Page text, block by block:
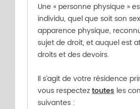
Une « personne physique »
individu, quel que soit son
apparence physique,
sujet de droit, et auquel est
droits et des devoirs.
Il s’agit de votre résidence
vous respecteztoutesles
suivantes :